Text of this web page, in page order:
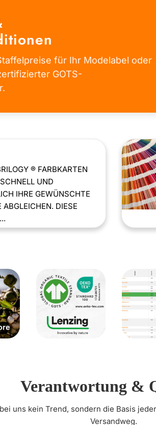
für Ihr Modelabel oder
GOTS-
® FARBKARTEN
UND
IHRE GEWÜNSCHTE
ABGLEICHEN. DIESE
Verantwortung &
uns kein Trend, sondern die Basis
Versandweg.